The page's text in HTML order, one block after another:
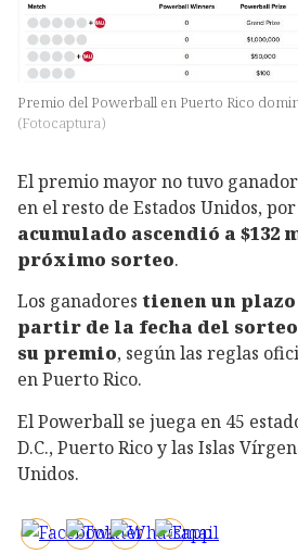
Premio del Powerball en Puerto Rico
(Fotocaptura)
El premio mayor no tuvo
en el resto de Estados Unidos,
acumulado ascendió a $132
próximo sorteo.
Los ganadores tienen un plazo
partir de la fecha del
su premio, según las reglas
en Puerto Rico.
El Powerball se juega en 45
D.C., Puerto Rico y las Islas
Unidos.